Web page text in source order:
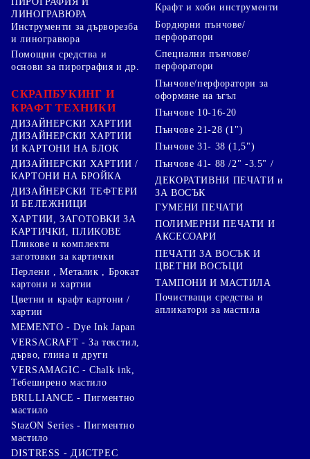
ЛИНОГРАВЮРА
Инструменти за дърворезба
и линогравюра
Помощни средства и
основи за пирография и др.
СКРАПБУКИНГ И
КРАФТ ТЕХНИКИ
ДИЗАЙНЕРСКИ ХАРТИИ
ДИЗАЙНЕРСКИ ХАРТИИ
И КАРТОНИ НА БЛОК
ДИЗАЙНЕРСКИ ХАРТИИ /
КАРТОНИ НА БРОЙКА
ДИЗАЙНЕРСКИ ТЕФТЕРИ
И БЕЛЕЖНИЦИ
ХАРТИИ, ЗАГОТОВКИ ЗА
КАРТИЧКИ, ПЛИКОВЕ
Пликове и комплекти
заготовки за картички
Перлени , Металик , Брокат
картони и хартии
Цветни и крафт картони /
хартии
Крафт и хоби инструменти
Бордюрни пънчове/
перфоратори
Специални пънчове/
перфоратори
Пънчове/перфоратори за
оформяне на ъгъл
Пънчове 10-16-20
Пънчове 21-28 (1")
Пънчове 31- 38 (1,5")
Пънчове 41- 88 /2" -3.5" /
ДЕКОРАТИВНИ ПЕЧАТИ и
ЗА ВОСЪК
ГУМЕНИ ПЕЧАТИ
ПОЛИМЕРНИ ПЕЧАТИ И
АКСЕСОАРИ
ПЕЧАТИ ЗА ВОСЪК И
ЦВЕТНИ ВОСЪЦИ
ТАМПОНИ И МАСТИЛА
Почистващи средства и
апликатори за мастила
MEMENTO - Dye Ink Japan
VERSACRAFT - За текстил,
дърво, глина и други
VERSAMAGIC - Chalk ink,
Тебеширено мастило
BRILLIANCE - Пигментно
мастило
StazON Series - Пигментно
мастило
DISTRESS - ДИСТРЕС